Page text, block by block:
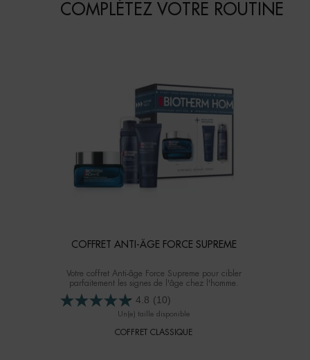
COMPLÉTEZ VOTRE ROUTINE
COFFRET ANTI-ÂGE FORCE SUPREME
Votre coffret Anti-âge Force Supreme pour cibler
parfaitement les signes de l'âge chez l'homme.
4.8 (10)
Un(e) taille disponible
COFFRET CLASSIQUE